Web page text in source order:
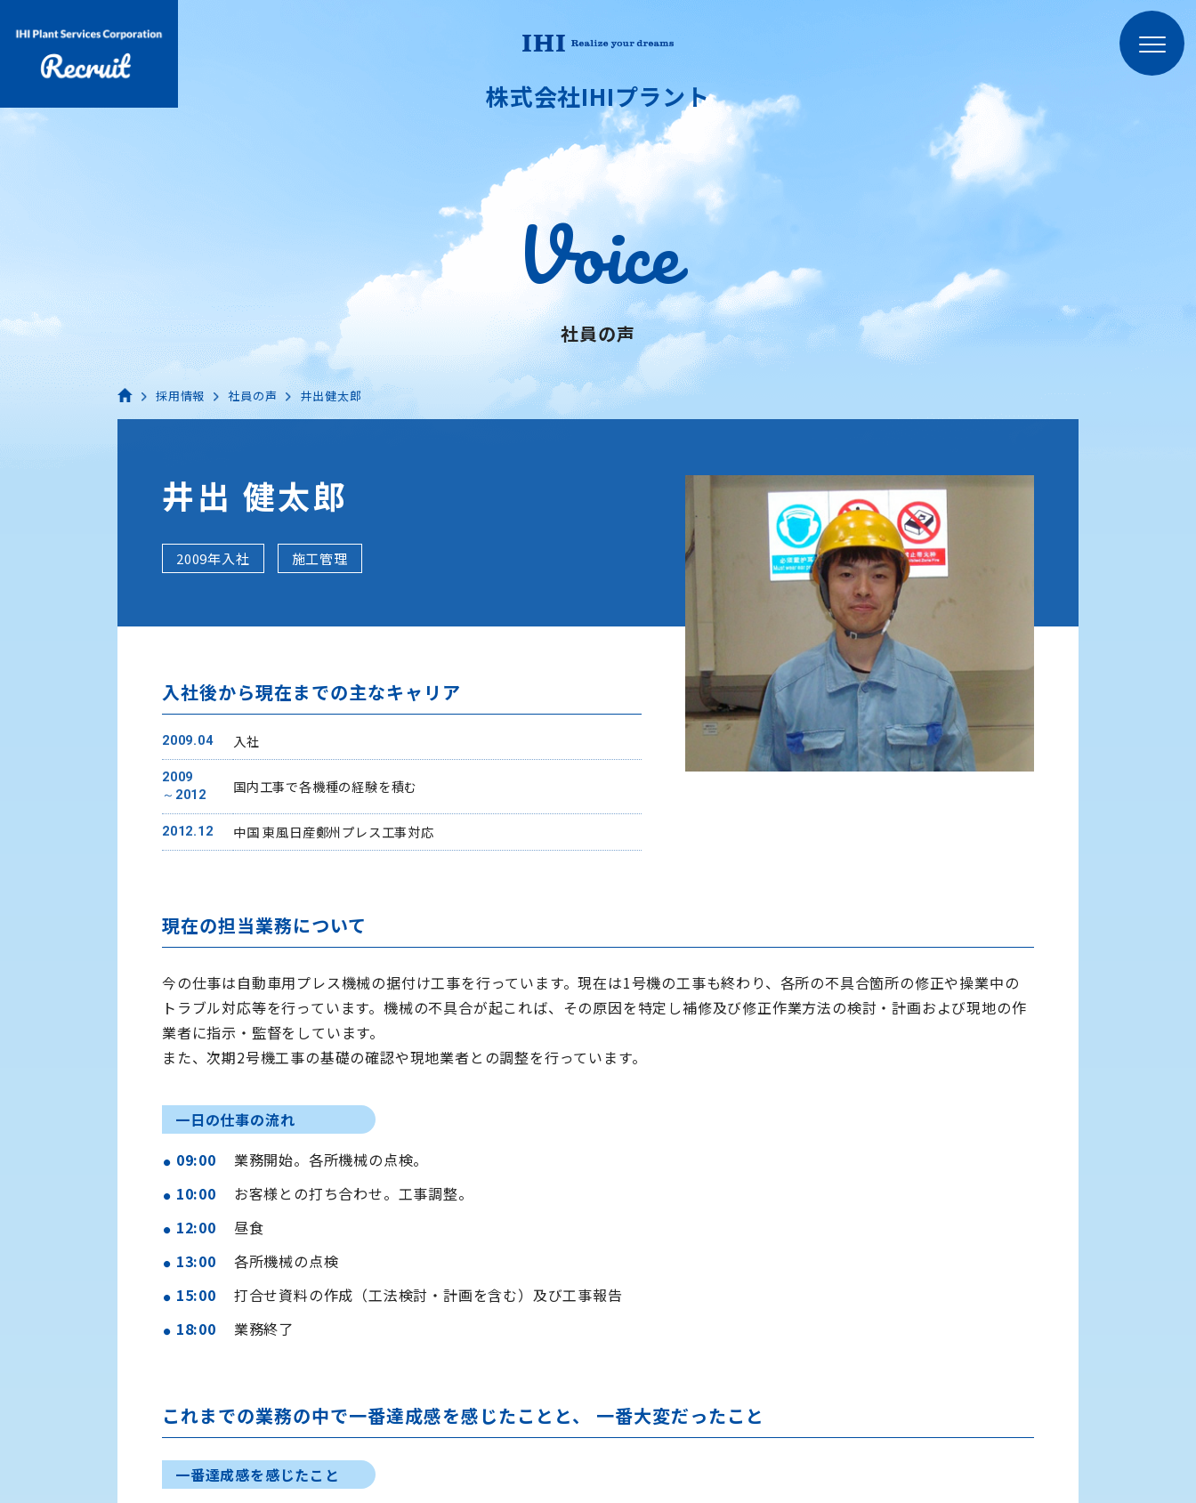
株式会社IHIプラント
Voice
社員の声
採用情報 社員の声 井出健太郎
井出 健太郎
2009年入社 施工管理
入社後から現在までの主なキャリア
2009.04 入社
2009
～2012
国内工事で各機種の経験を積む
2012.12 中国 東風日産鄭州プレス工事対応
現在の担当業務について
今の仕事は自動車用プレス機械の据付け工事を行っています。現在は1号機の工事も終わり、各所の不具合箇所の修正や操業中の
トラブル対応等を行っています。機械の不具合が起これば、その原因を特定し補修及び修正作業方法の検討・計画および現地の作
業者に指示・監督をしています。
また、次期2号機工事の基礎の確認や現地業者との調整を行っています。
一日の仕事の流れ
09:00
業務開始。各所機械の点検。
10:00
お客様との打ち合わせ。工事調整。
12:00
昼食
13:00
各所機械の点検
15:00
打合せ資料の作成（工法検討・計画を含む）及び工事報告
18:00
業務終了
これまでの業務の中で一番達成感を感じたことと、 一番大変だったこと
一番達成感を感じたこと